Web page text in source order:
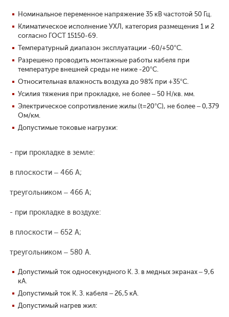
Номинальное переменное напряжение 35 кВ частотой 50 Гц.
Климатическое исполнение УХЛ, категория размещения 1 и 2
согласно ГОСТ 15150-69.
Температурный диапазон эксплуатации -60/+50°С.
Разрешено проводить монтажные работы кабеля при
температуре внешней среды не ниже -20°С.
Относительная влажность воздуха до 98% при +35°С.
Усилия тяжения при прокладке, не более – 50 Н/кв. мм.
Электрическое сопротивление жилы (t=20°С), не более – 0,379
Ом/км.
Допустимые токовые нагрузки:
- при прокладке в земле:
в плоскости – 466 А;
треугольником – 466 А;
- при прокладке в воздухе:
в плоскости – 652 А;
треугольником – 580 А.
Допустимый ток односекундного К. З. в медных экранах – 9,6
кА.
Допустимый ток К. З. кабеля – 26,5 кА.
Допустимый нагрев жил: